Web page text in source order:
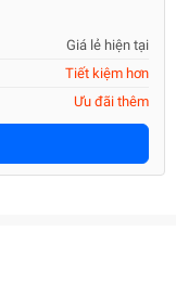
Giá lẻ hiện tại
Tiết kiệm hơn
Ưu đãi thêm